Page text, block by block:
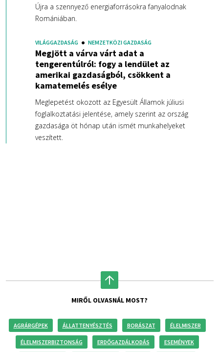
Újra a szennyező energiaforrásokra fanyalodnak
Romániában.
VILÁGGAZDASÁG NEMZETKÖZI GAZDASÁG
Megjött a várva várt adat a
tengerentúlról: fogy a lendület az
amerikai gazdaságból, csökkent a
kamatemelés esélye
Meglepetést okozott az Egyesült Államok júliusi
foglalkoztatási jelentése, amely szerint az ország
gazdasága öt hónap után ismét munkahelyeket
veszített.
MIRŐL OLVASNÁL MOST?
AGRÁRGÉPEK ÁLLATTENYÉSZTÉS BORÁSZAT ÉLELMISZER
ÉLELMISZERBIZTONSÁG ERDŐGAZDÁLKODÁS ESEMÉNYEK